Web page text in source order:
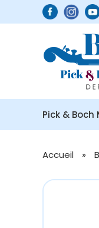
Pick & Boch
Accueil »